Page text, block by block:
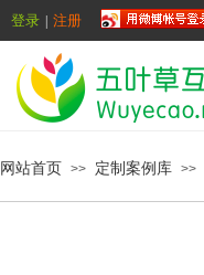
登录 注册
网站首页 >> 定制案例库 >>